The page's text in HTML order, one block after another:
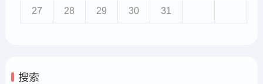
27 28 29 30 31
搜索